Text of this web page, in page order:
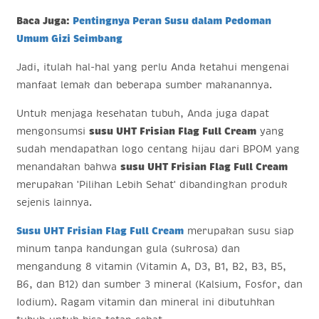
Baca Juga: Pentingnya Peran Susu dalam Pedoman
Umum Gizi Seimbang
Jadi, itulah hal-hal yang perlu Anda ketahui mengenai
manfaat lemak dan beberapa sumber makanannya.
Untuk menjaga kesehatan tubuh, Anda juga dapat
mengonsumsi susu UHT Frisian Flag Full Cream yang
sudah mendapatkan logo centang hijau dari BPOM yang
menandakan bahwa susu UHT Frisian Flag Full Cream
merupakan 'Pilihan Lebih Sehat' dibandingkan produk
sejenis lainnya.
Susu UHT Frisian Flag Full Cream merupakan susu siap
minum tanpa kandungan gula (sukrosa) dan
mengandung 8 vitamin (Vitamin A, D3, B1, B2, B3, B5,
B6, dan B12) dan sumber 3 mineral (Kalsium, Fosfor, dan
Iodium). Ragam vitamin dan mineral ini dibutuhkan